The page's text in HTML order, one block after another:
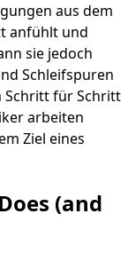
aus dem
anfühlt und
sie jedoch
Schleifspuren
Schritt für Schritt
arbeiten
Ziel eines
(and